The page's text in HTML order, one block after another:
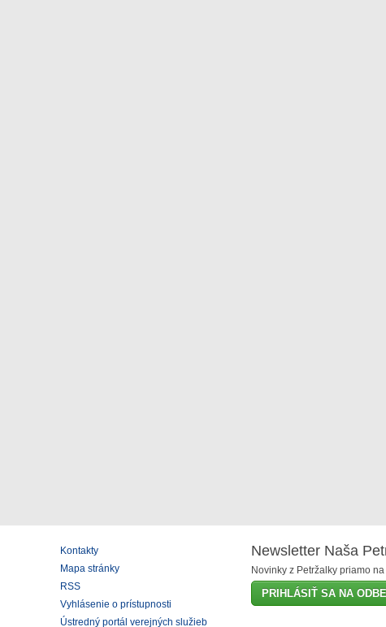
Kontakty
Mapa stránky
RSS
Vyhlásenie o prístupnosti
Ústredný portál verejných služieb
Newsletter Naša
Novinky z Petržalky priamo
PRIHLÁSIŤ SA NA